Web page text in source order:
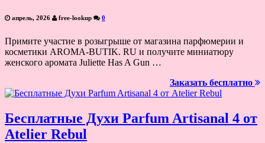
апрель, 2026 free-lookup 0
Примите участие в розыгрыше от магазина парфюмерии и
косметики AROMA-BUTIK. RU и получите миниатюру
женского аромата Juliette Has A Gun …
Заказать бесплатно
Бесплатные Духи Parfum Artisanal 4 от
Atelier Rebul